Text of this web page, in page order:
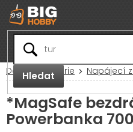
Přejít
na
obsah
Hledat
Domů Baterie Napájecí
*MagSafe
Powerbanka